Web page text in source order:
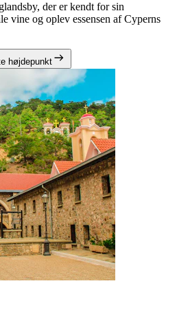
der er kendt for sin
vine og oplev essensen af Cyperns
højdepunkt